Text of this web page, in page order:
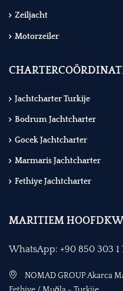
Zeiljacht
Motorzeiler
Jachtcharter Turkije
Bodrum Jachtcharter
Gocek Jachtcharter
Marmaris Jachtcharter
Fethiye Jachtcharter
MARITIEM
WhatsApp: +90 850 303 1
NOMAD GROUP Akarca